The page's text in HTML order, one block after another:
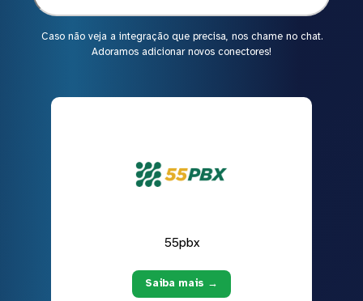
Caso não veja a integração que precisa, nos chame no chat.
Adoramos adicionar novos conectores!
55pbx
Saiba mais →